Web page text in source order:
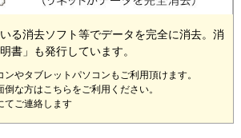
る消去ソフト等でデータを完全に消去。消
書」も発行しています。
やタブレットパソコンもご利用頂けます。
な方はこちらをご利用ください。
てご連絡します